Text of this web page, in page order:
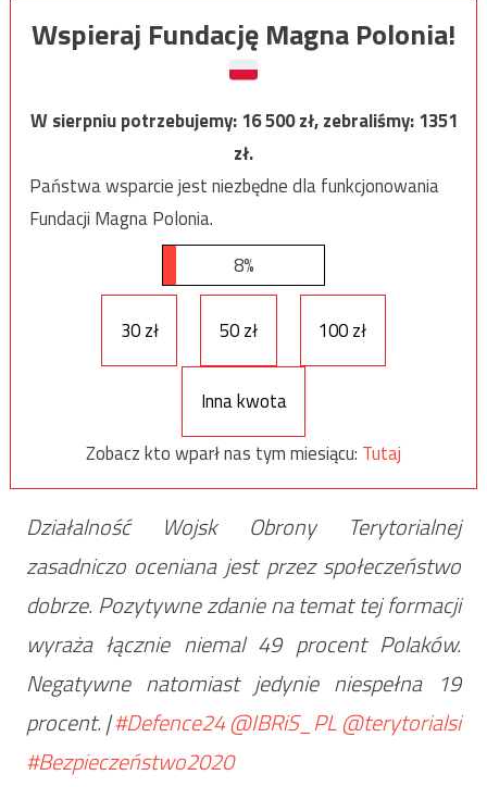
Wspieraj Fundację Magna Polonia!
W sierpniu potrzebujemy:16 500zł, zebraliśmy:1351
zł.
Państwa wsparcie jest niezbędne dla funkcjonowania
Fundacji Magna Polonia.
8%
30 zł 50 zł 100 zł
Inna kwota
Zobacz kto wparł nas tym miesiącu: Tutaj
Działalność Wojsk Obrony Terytorialnej
zasadniczo oceniana jest przez społeczeństwo
dobrze. Pozytywne zdanie na temat tej formacji
wyraża łącznie niemal 49 procent Polaków.
Negatywne natomiast jedynie niespełna 19
procent. |#Defence24@IBRiS_PL@terytorialsi
#Bezpieczeństwo2020